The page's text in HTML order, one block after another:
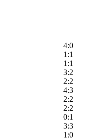
4:0
1:1
1:1
3:2
2:2
4:3
2:2
2:2
0:1
3:3
1:0